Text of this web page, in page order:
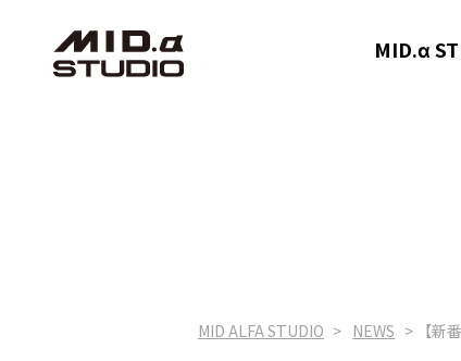
MID.α
MID ALFA STUDIO NEWS 【新